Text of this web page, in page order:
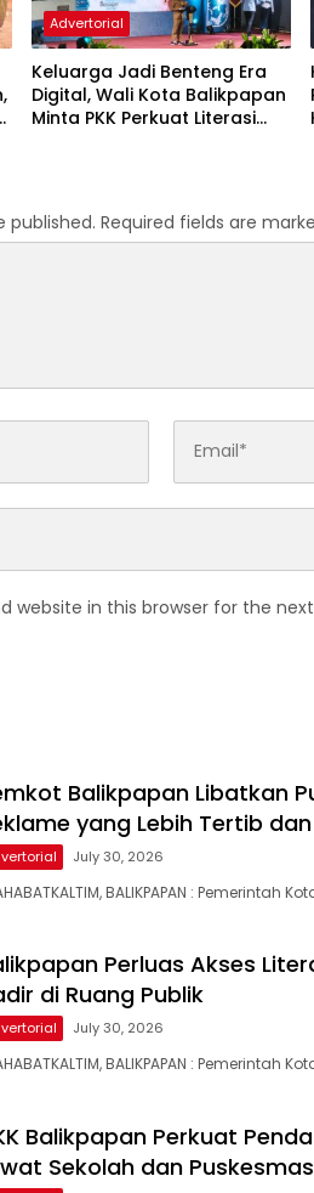
Advertorial
Keluarga Jadi Benteng Era
Digital, Wali Kota Balikpapan
Minta PKK Perkuat Literasi
published. Required fields are
website in this browser for the
Balikpapan Libatkan
yang Lebih Tertib
July 30, 2026
BALIKPAPAN : Pemerintah
Perluas Akses
di Ruang Publik
July 30, 2026
BALIKPAPAN : Pemerintah
Balikpapan Perkuat
Sekolah dan Puskesmas